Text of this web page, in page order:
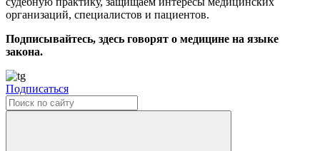
организаций, специалистов и пациентов.
Подписывайтесь, здесь говорят о медицине на языке
закона.
Подписаться